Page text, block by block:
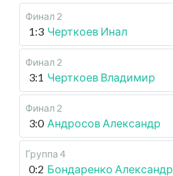
Финал 2
1:3 Черткоев Инал
Финал 2
3:1 Черткоев Владимир
Финал 2
3:0 Андросов Александр
Группа 4
0:2 Бондаренко Александр